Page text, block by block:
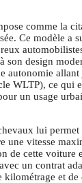
comme la
Ce modèle a
son design
autonomie allant
WLTP), ce qui
un usage
lui permet
une vitesse
de cette voiture
un contrat
kilométrage et de